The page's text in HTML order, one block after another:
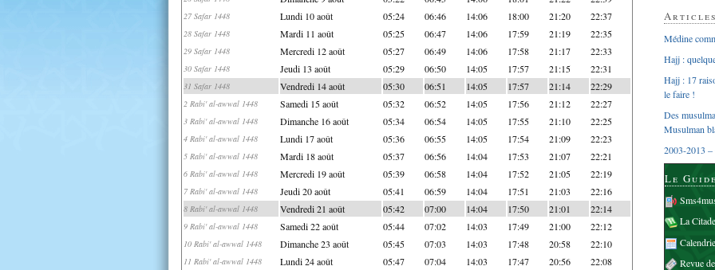
27 Safar 1448 Lundi 10 août 05:24 06:46 14:06 18:00 21:20 22:37
28 Safar 1448 Mardi 11 août 05:25 06:47 14:06 17:59 21:19 22:35
29 Safar 1448 Mercredi 12 août 05:27 06:49 14:06 17:58 21:17 22:33
30 Safar 1448 Jeudi 13 août 05:29 06:50 14:05 17:57 21:15 22:31
31 Safar 1448 Vendredi 14 août 05:30 06:51 14:05 17:57 21:14 22:29
2 Rabi' al-awwal 1448 Samedi 15 août 05:32 06:52 14:05 17:56 21:12 22:27
3 Rabi' al-awwal 1448 Dimanche 16 août 05:34 06:54 14:05 17:55 21:10 22:25
4 Rabi' al-awwal 1448 Lundi 17 août 05:36 06:55 14:05 17:54 21:09 22:23
5 Rabi' al-awwal 1448 Mardi 18 août 05:37 06:56 14:04 17:53 21:07 22:21
6 Rabi' al-awwal 1448 Mercredi 19 août 05:39 06:58 14:04 17:52 21:05 22:19
7 Rabi' al-awwal 1448 Jeudi 20 août 05:41 06:59 14:04 17:51 21:03 22:16
8 Rabi' al-awwal 1448 Vendredi 21 août 05:42 07:00 14:04 17:50 21:01 22:14
9 Rabi' al-awwal 1448 Samedi 22 août 05:44 07:02 14:03 17:49 21:00 22:12
10 Rabi' al-awwal 1448 Dimanche 23 août 05:45 07:03 14:03 17:48 20:58 22:10
11 Rabi' al-awwal 1448 Lundi 24 août 05:47 07:04 14:03 17:47 20:56 22:08
Médine
Hajj :
Hajj : 17
le faire !
Des
Musulman
2003-2013 –
Le
La
Revue